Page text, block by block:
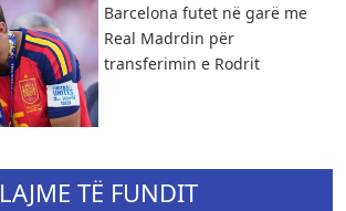
Barcelona futet në garë me
Real Madrdin për
transferimin e Rodrit
LAJME TË FUNDIT